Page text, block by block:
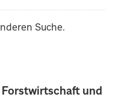
und
Suche.